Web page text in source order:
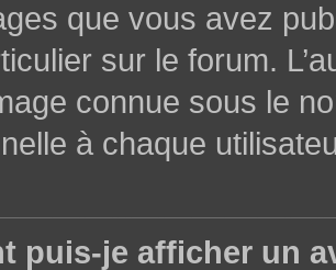
que vous avez
sur le forum.
connue sous le
à chaque
puis-je afficher un